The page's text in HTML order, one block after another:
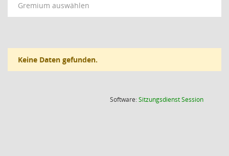
Gremium auswählen
Keine Daten gefunden.
Software:SitzungsdienstSession(Wird in